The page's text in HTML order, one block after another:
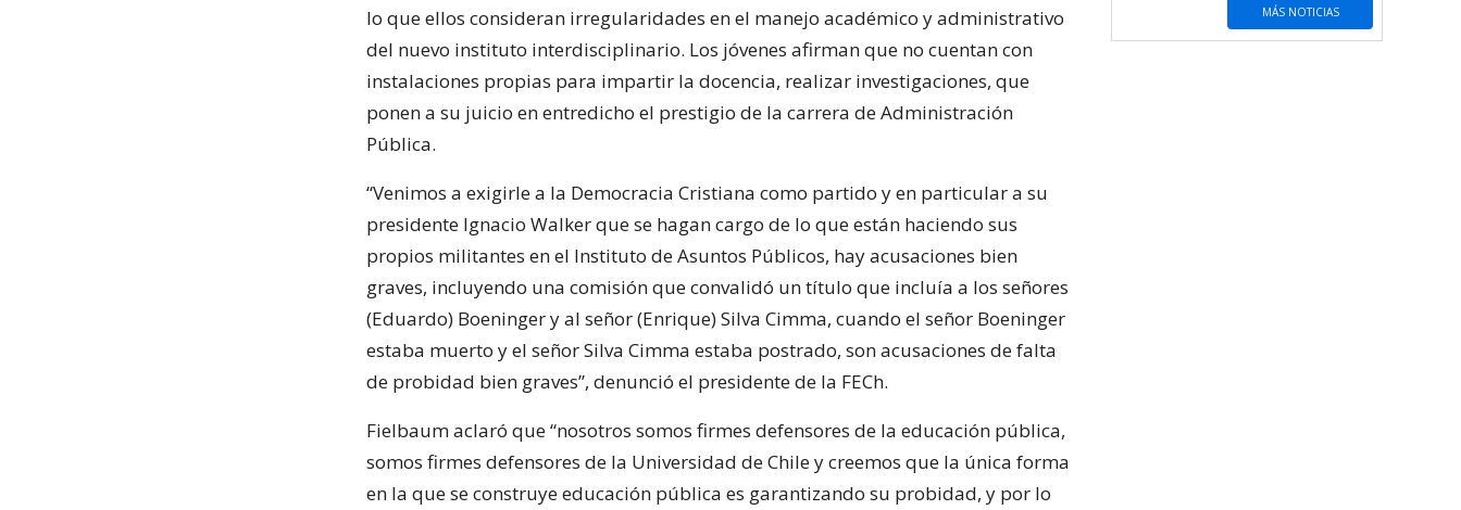
lo que ellos consideran irregularidades en el manejo académico y administrativo
del nuevo instituto interdisciplinario. Los jóvenes afirman que no cuentan con
instalaciones propias para impartir la docencia, realizar investigaciones, que
ponen a su juicio en entredicho el prestigio de la carrera de Administración
Pública.
“Venimos a exigirle a la Democracia Cristiana como partido y en particular a su
presidente Ignacio Walker que se hagan cargo de lo que están haciendo sus
propios militantes en el Instituto de Asuntos Públicos, hay acusaciones bien
graves, incluyendo una comisión que convalidó un título que incluía a los señores
(Eduardo) Boeninger y al señor (Enrique) Silva Cimma, cuando el señor Boeninger
estaba muerto y el señor Silva Cimma estaba postrado, son acusaciones de falta
de probidad bien graves”, denunció el presidente de la FECh.
Fielbaum aclaró que “nosotros somos firmes defensores de la educación pública,
somos firmes defensores de la Universidad de Chile y creemos que la única forma
en la que se construye educación pública es garantizando su probidad, y por lo
MÁS NOTICIAS